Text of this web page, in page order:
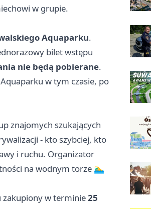
w grupie.
Aquaparku.
bilet wstępu
nie będą pobierane.
w tym czasie, po
znajomych szukających
- kto szybciej, kto
i ruchu. Organizator
na wodnym torze 🏊‍♂️
zakupiony w terminie25